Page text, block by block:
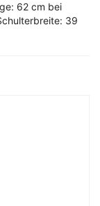
62 cm bei
39